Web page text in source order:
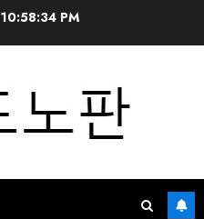
10:58:35 PM